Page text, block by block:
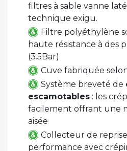
filtres à sable vanne
technique exigu.
Filtre polyéthylène
haute résistance à des
(3.5Bar)
Cuve fabriquée
Système breveté de
escamotables : les
facilement offrant une
aisée
Collecteur de
performance avec